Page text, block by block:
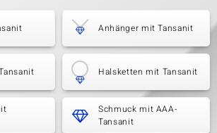
Anhänger mit Tansanit
Halsketten mit Tansanit
Schmuck mit AAA-
Tansanit